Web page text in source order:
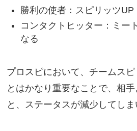
勝利の使者：スピリッツUP
コンタクトヒッター：ミー
なる
プロスピにおいて、チームス
とはかなり重要なことで、相
と、ステータスが減少してしま